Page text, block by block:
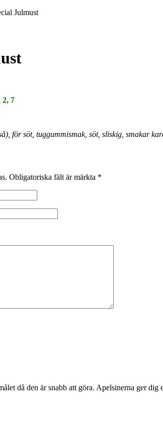
Julmust
2, 7
för söt, tuggummismak, söt, sliskig, smakar
Obligatoriska fält är märkta *
då den är snabb att göra. Apelsinerna ger